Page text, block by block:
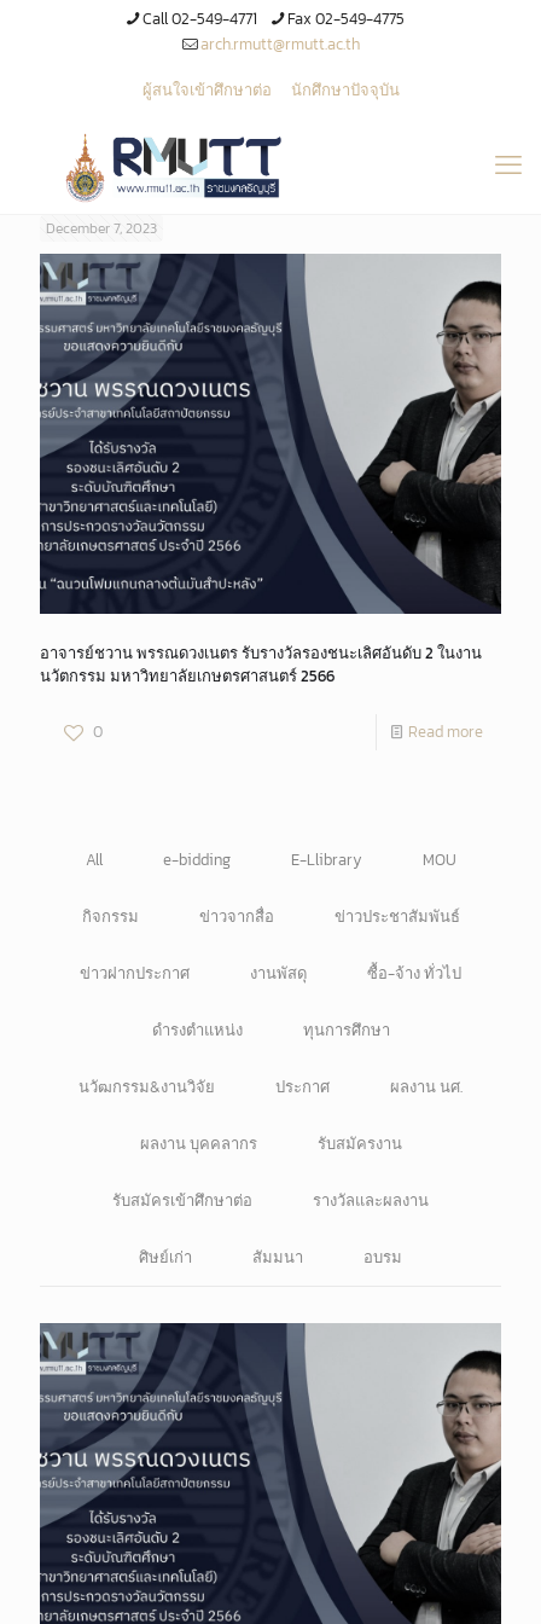
Call 02-549-4771
Fax 02-549-4775
arch.rmutt@rmutt.ac.th
ผู้สนใจเข้าศึกษาต่อ
นักศึกษาปัจจุบัน
December 7, 2023
อาจารย์​ชวาน พรรณดวงเนตร รับรางวัลรองชนะเลิศอันดับ 2 ในงาน
นวัตกรรม มหาวิทยาลัยเกษตรศาสนตร์ 2566
0 Read more
All e-bidding E-Llibrary MOU
กิจกรรม ข่าวจากสื่อ ข่าวประชาสัมพันธ์
ข่าวฝากประกาศ งานพัสดุ ซื้อ-จ้าง ทั่วไป
ดำรงตำแหน่ง ทุนการศึกษา
นวัฒกรรม&งานวิจัย ประกาศ ผลงาน นศ.
ผลงาน บุคคลากร รับสมัครงาน
รับสมัครเข้าศึกษาต่อ รางวัลและผลงาน
ศิษย์เก่า สัมมนา อบรม